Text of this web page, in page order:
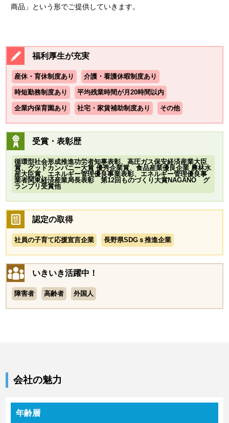
商品」という形でご提供していきます。
福利厚生が充実
産休・育休制度あり 介護・看護休暇制度あり
時短勤務制度あり 平均残業時間が月20時間以内
企業内保育園あり 社宅・家賃補助制度あり その他
受賞・表彰歴
循環型社会形成推進功労者知事表彰、高圧ガス保安経済産業大臣
賞、グッドカンパニー大賞 優秀企業賞、食品産業優良企業 農林水
産大臣賞、エネルギー管理優良事業表彰、エネルギー管理優良事
業者関東経済産業局長表彰 第12回ものづくり大賞NAGANO グ
ランプリ受賞他
認定の取得
社員の子育て応援宣言企業 長野県SDGｓ推進企業
いきいき活躍中！
障害者 高齢者 外国人
会社の魅力
年齢層